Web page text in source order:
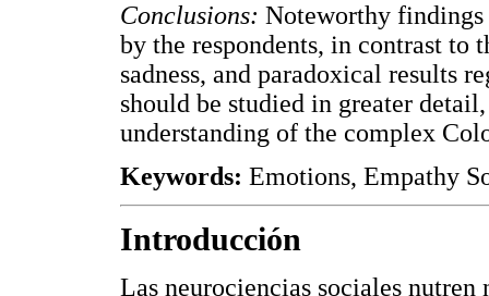
Conclusions: Noteworthy
by the respondents, in contrast
sadness, and paradoxical results
should be studied in greater
understanding of the complex
Keywords: Emotions, Empathy
Introducción
Las neurociencias sociales